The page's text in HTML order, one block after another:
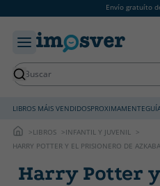
Envío gratuíto
LIBROS MÁIS VENDIDOSPROXIMAMENTE
LIBROS
INFANTIL Y JUVENIL
HARRY POTTER Y EL PRISIONERO DE
Harry Potter